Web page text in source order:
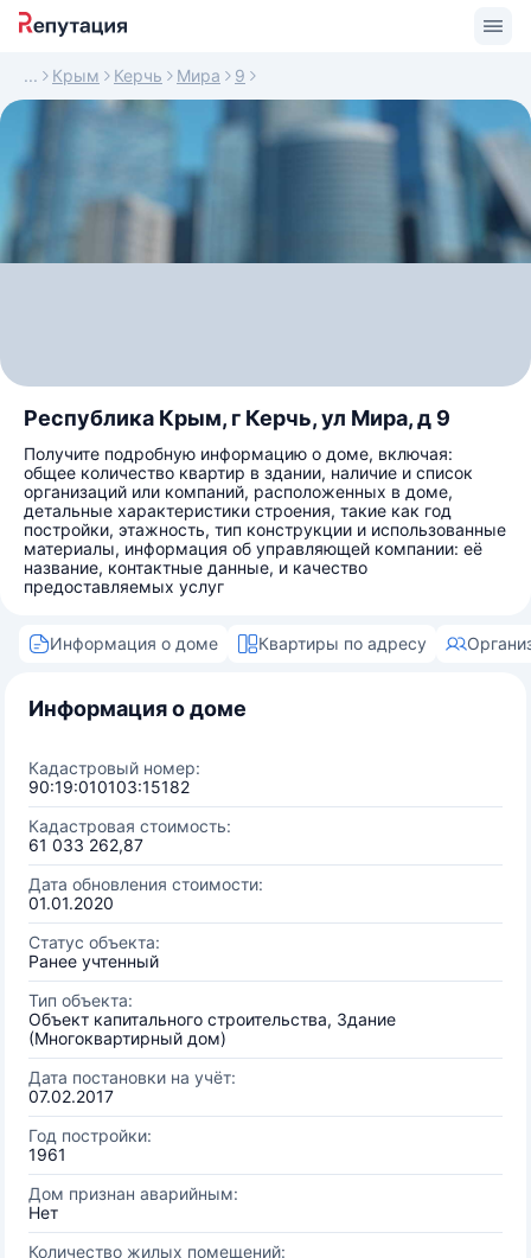
Крым Керчь Мира 9
Республика Крым, г Керчь, ул Мира, д 9
Получите подробную информацию о доме, включая:
общее количество квартир в здании, наличие и список
организаций или компаний, расположенных в доме,
детальные характеристики строения, такие как год
постройки, этажность, тип конструкции и использованные
материалы, информация об управляющей компании: её
название, контактные данные, и качество
предоставляемых услуг
Информация о доме Квартиры по адресу
Информация о доме
Кадастровый номер:
90:19:010103:15182
Кадастровая стоимость:
61 033 262,87
Дата обновления стоимости:
01.01.2020
Статус объекта:
Ранее учтенный
Тип объекта:
Объект капитального строительства, Здание
(Многоквартирный дом)
Дата постановки на учёт:
07.02.2017
Год постройки:
1961
Дом признан аварийным:
Нет
Количество жилых помещений: